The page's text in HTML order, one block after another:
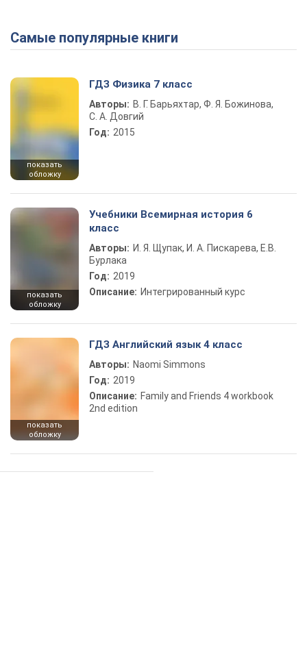
Play Video
Самые популярные книги
показать
обложку
ГДЗ Физика 7 класс
Авторы: В. Г. Барьяхтар, Ф. Я. Божинова,
С. А. Довгий
Год: 2015
показать
обложку
Учебники Всемирная история 6
класс
Авторы: И. Я. Щупак, И. А. Пискарева, Е.В.
Бурлака
Год: 2019
Описание: Интегрированный курс
показать
обложку
ГДЗ Английский язык 4 класс
Авторы: Naomi Simmons
Год: 2019
Описание: Family and Friends 4 workbook
2nd edition